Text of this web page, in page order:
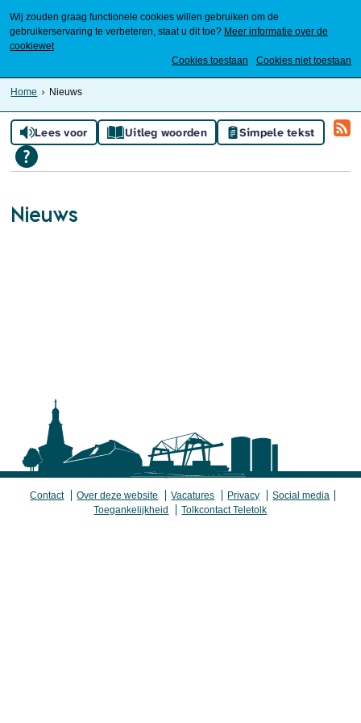
Wij zouden graag functionele cookies willen gebruiken om de
gebruikerservaring te verbeteren, staat u dit toe? Meer informatie over de
cookiewet
Cookies toestaan
Cookies niet toestaan
Home Nieuws
Lees voor Uitleg woorden Simpele tekst
Nieuws
Contact Over deze website Vacatures Privacy
Social media
Toegankelijkheid
Tolkcontact Teletolk